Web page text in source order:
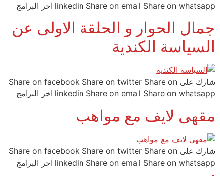
linkedin Share on email Share on whatsapp اخر البرامج
جمال الحوار و الحلقة الاولى عن
السياسة الكندية
شارك على Share on facebook Share on twitter Share on
linkedin Share on email Share on whatsapp اخر البرامج
مقهى لايف مع مواهب
شارك على Share on facebook Share on twitter Share on
linkedin Share on email Share on whatsapp اخر البرامج